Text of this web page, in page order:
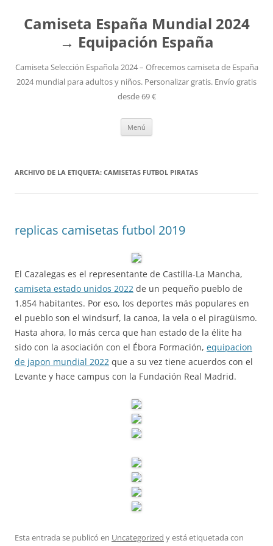
Camiseta España Mundial 2024
→ Equipación España
Camiseta Selección Española 2024 – Ofrecemos camiseta de España
2024 mundial para adultos y niños. Personalizar gratis. Envío gratis
desde 69 €
Menú
ARCHIVO DE LA ETIQUETA: CAMISETAS FUTBOL PIRATAS
replicas camisetas futbol 2019
El Cazalegas es el representante de Castilla-La Mancha,
camiseta estado unidos 2022 de un pequeño pueblo de
1.854 habitantes. Por eso, los deportes más populares en
el pueblo son el windsurf, la canoa, la vela o el piragüismo.
Hasta ahora, lo más cerca que han estado de la élite ha
sido con la asociación con el Ébora Formación, equipacion
de japon mundial 2022 que a su vez tiene acuerdos con el
Levante y hace campus con la Fundación Real Madrid.
Esta entrada se publicó en Uncategorized y está etiquetada con